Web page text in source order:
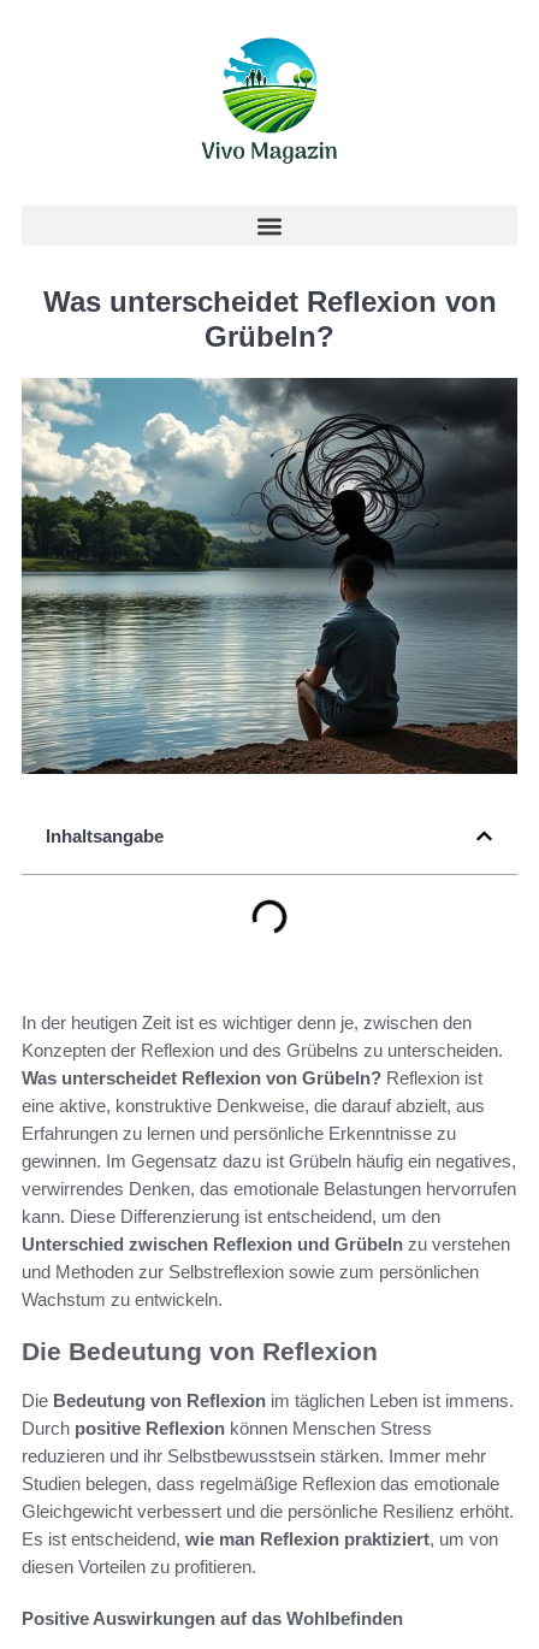
Was unterscheidet Reflexion von
Grübeln?
Inhaltsangabe
In der heutigen Zeit ist es wichtiger denn je, zwischen den
Konzepten der Reflexion und des Grübelns zu unterscheiden.
Was unterscheidet Reflexion von Grübeln? Reflexion ist
eine aktive, konstruktive Denkweise, die darauf abzielt, aus
Erfahrungen zu lernen und persönliche Erkenntnisse zu
gewinnen. Im Gegensatz dazu ist Grübeln häufig ein negatives,
verwirrendes Denken, das emotionale Belastungen hervorrufen
kann. Diese Differenzierung ist entscheidend, um den
Unterschied zwischen Reflexion und Grübeln zu verstehen
und Methoden zur Selbstreflexion sowie zum persönlichen
Wachstum zu entwickeln.
Die Bedeutung von Reflexion
Die Bedeutung von Reflexion im täglichen Leben ist immens.
Durch positive Reflexion können Menschen Stress
reduzieren und ihr Selbstbewusstsein stärken. Immer mehr
Studien belegen, dass regelmäßige Reflexion das emotionale
Gleichgewicht verbessert und die persönliche Resilienz erhöht.
Es ist entscheidend, wie man Reflexion praktiziert, um von
diesen Vorteilen zu profitieren.
Positive Auswirkungen auf das Wohlbefinden